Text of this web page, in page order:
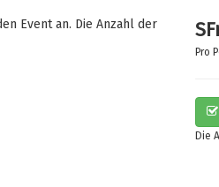
Event an. Die Anzahl der
Pro
Die